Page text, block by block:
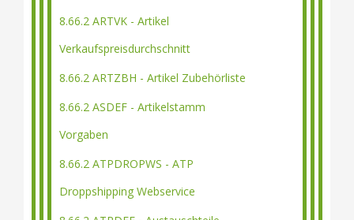
8.66.2 ARTVK - Artikel
Verkaufspreisdurchschnitt
8.66.2 ARTZBH - Artikel Zubehörliste
8.66.2 ASDEF - Artikelstamm
Vorgaben
8.66.2 ATPDROPWS - ATP
Droppshipping Webservice